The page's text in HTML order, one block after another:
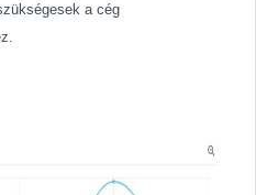
a cég